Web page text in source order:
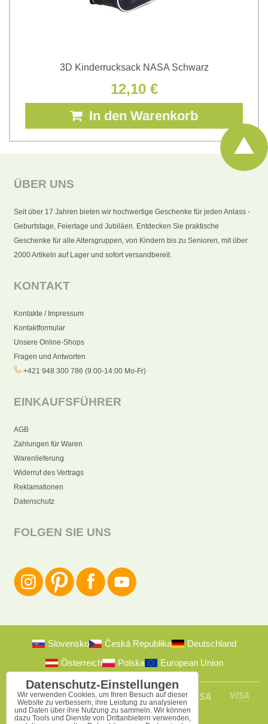
3D Kinderrucksack NASA Schwarz
12,10 €
In den Warenkorb
ÜBER UNS
Seit über 17 Jahren bieten wir hochwertige Geschenke für jeden Anlass -
Geburtstage, Feiertage und Jubiläen. Entdecken Sie praktische
Geschenke für alle Altersgruppen, von Kindern bis zu Senioren, mit über
2000 Artikeln auf Lager und sofort versandbereit.
KONTAKT
Kontakte / Impressum
Kontaktformular
Unsere Online-Shops
Fragen und Antworten
+421 948 300 786 (9:00-14:00 Mo-Fr)
EINKAUFSFÜHRER
AGB
Zahlungen für Waren
Warenlieferung
Widerruf des Vertrags
Reklamationen
Datenschutz
FOLGEN SIE UNS
Slovensko Česká Republika
Deutschland
Österreich
Polska European Union
Datenschutz-Einstellungen
Wir verwenden Cookies, um Ihren Besuch auf dieser
Website zu verbessern, ihre Leistung zu analysieren
und Daten über ihre Nutzung zu sammeln. Wir können
dazu Tools und Dienste von Drittanbietern verwenden,